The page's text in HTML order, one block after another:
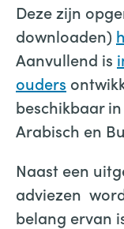
Deze zijn
downloaden)
Aanvullend is
ouders
beschikbaar
Arabisch en
Naast een
adviezen
belang ervan